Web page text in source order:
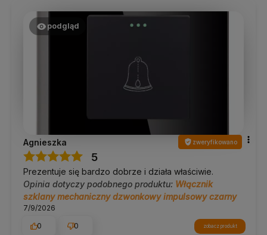
podgląd
Agnieszka zweryfikowano
5
Prezentuje się bardzo dobrze i działa właściwie.
Opinia dotyczy podobnego produktu: Włącznik
szklany mechaniczny dzwonkowy impulsowy czarny
7/9/2026
0
0 zobacz produkt